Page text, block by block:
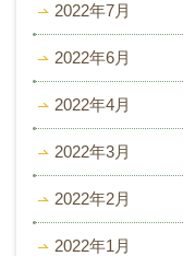
2022年7月
2022年6月
2022年4月
2022年3月
2022年2月
2022年1月